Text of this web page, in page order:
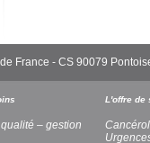
France - CS 90079
– gestion
L'offre de